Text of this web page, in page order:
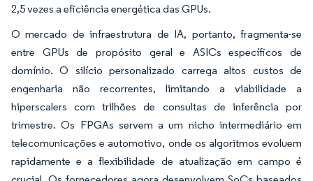
2,5 vezes a eficiência energética das GPUs.
O mercado de infraestrutura de IA, portanto, fragmenta-se
entre GPUs de propósito geral e ASICs específicos de
domínio. O silício personalizado carrega altos custos de
engenharia não recorrentes, limitando a viabilidade a
hiperscalers com trilhões de consultas de inferência por
trimestre. Os FPGAs servem a um nicho intermediário em
telecomunicações e automotivo, onde os algoritmos evoluem
rapidamente e a flexibilidade de atualização em campo é